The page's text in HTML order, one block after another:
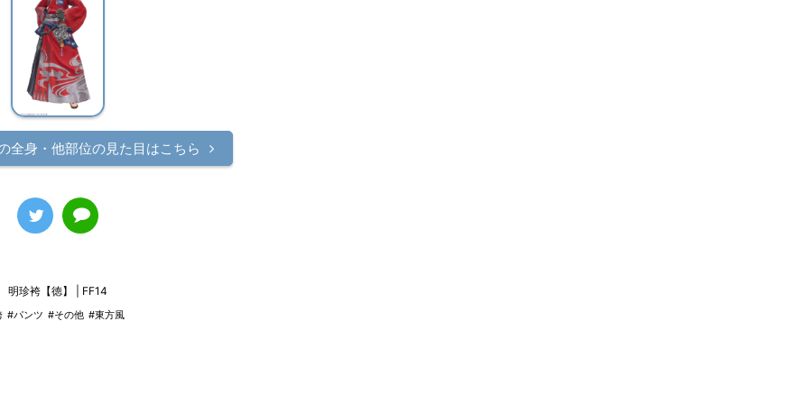
全身・他部位の見た目はこちら
明珍袴【徳】 | FF14
#パンツ #その他 #東方風